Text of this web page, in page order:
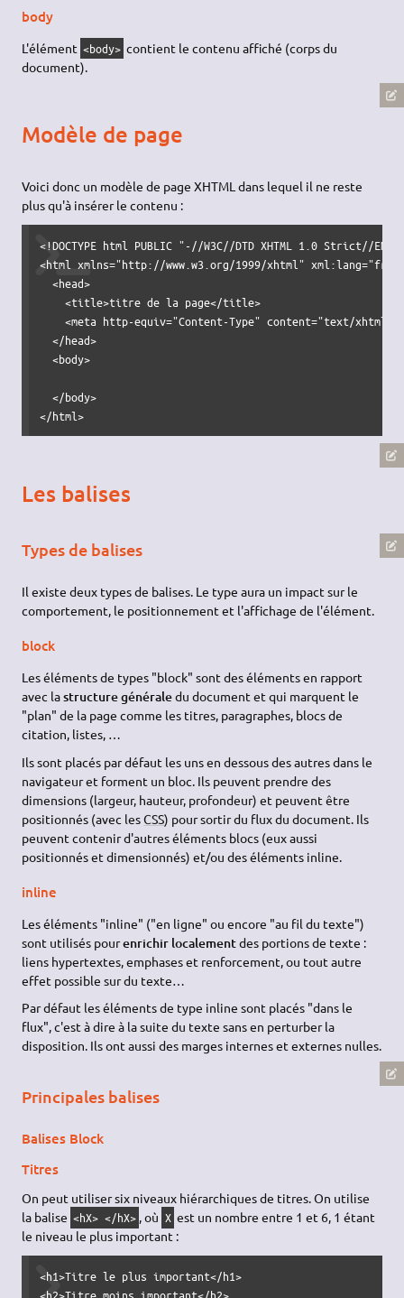
body
L'élément <body> contient le contenu affiché (corps du
document).
Modèle de page
Voici donc un modèle de page XHTML dans lequel il ne reste
plus qu'à insérer le contenu :
<!DOCTYPE html PUBLIC "-//W3C//DTD XHTML 1.0 Strict//
<html xmlns="http://www.w3.org/1999/xhtml" xml:lang="fr"
  <head>
    <title>titre de la page</title>
<meta http-equiv="Content-Type" content="text/
  </head>
  <body>
  </body>
</html>
Les balises
Types de balises
Il existe deux types de balises. Le type aura un impact sur le
comportement, le positionnement et l'affichage de l'élément.
block
Les éléments de types "block" sont des éléments en rapport
avec lastructure généraledu document et qui marquent le
"plan" de la page comme les titres, paragraphes, blocs de
citation, listes, …
Ils sont placés par défaut les uns en dessous des autres dans le
navigateur et forment un bloc. Ils peuvent prendre des
dimensions (largeur, hauteur, profondeur) et peuvent être
positionnés (avec lesCSS) pour sortir du flux du document. Ils
peuvent contenir d'autres éléments blocs (eux aussi
positionnés et dimensionnés) et/ou des éléments inline.
inline
Les éléments "inline" ("en ligne" ou encore "au fil du texte")
sont utilisés pourenrichir localementdes portions de texte :
liens hypertextes, emphases et renforcement, ou tout autre
effet possible sur du texte…
Par défaut les éléments de type inline sont placés "dans le
flux", c'est à dire à la suite du texte sans en perturber la
disposition. Ils ont aussi des marges internes et externes nulles.
Principales balises
Balises Block
Titres
On peut utiliser six niveaux hiérarchiques de titres. On utilise
la balise <hX> </hX> , où X est un nombre entre 1 et 6, 1 étant
le niveau le plus important :
<h1>Titre le plus important</h1>
<h2>Titre moins important</h2>